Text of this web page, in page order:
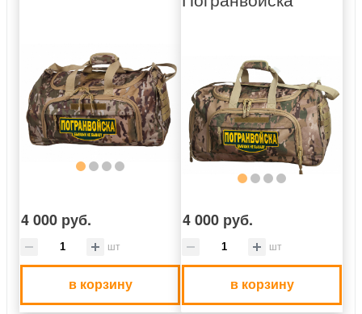
4 000 руб.
шт
в корзину
4 000 руб.
шт
в корзину